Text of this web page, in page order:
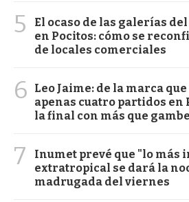
5
El ocaso de las galerías
en Pocitos: cómo se
de locales comerciales
6
Leo Jaime: de la marca
apenas cuatro partidos en
la final con más que
7
Inumet prevé que "lo más
extratropical se dará la
madrugada del viernes